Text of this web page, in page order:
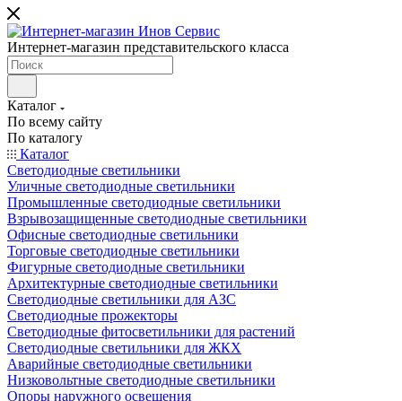
Интернет-магазин представительского класса
Каталог
По всему сайту
По каталогу
Каталог
Светодиодные светильники
Уличные светодиодные светильники
Промышленные светодиодные светильники
Взрывозащищенные светодиодные светильники
Офисные светодиодные светильники
Торговые светодиодные светильники
Фигурные светодиодные светильники
Архитектурные светодиодные светильники
Светодиодные светильники для АЗС
Светодиодные прожекторы
Светодиодные фитосветильники для растений
Светодиодные светильники для ЖКХ
Аварийные светодиодные светильники
Низковольтные светодиодные светильники
Опоры наружного освещения